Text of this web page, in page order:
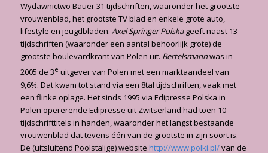
Wydawnictwo Bauer 31 tijd­schriften, waaronder het grootste
vrouwenblad, het grootste TV blad en enkele grote auto,
lifestyle en jeugdbladen. Axel Springer Polskageeft naast 13
tijdschriften (waaronder een aantal behoorlijk grote) de
grootste boulevardkrant van Polen uit. Bertelsmannwas in
2005 de 3e uitgever van Polen met een marktaandeel van
9,6%. Dat kwam tot stand via een 8tal tijdschriften, vaak met
een flinke oplage. Het sinds 1995 via Edipresse Polska in
Polen ope­rerende Edipresse uit Zwitserland had toen 10
tijdschrifttitels in handen, waaronder het langst bestaande
vrouwenblad dat tevens één van de grootste in zijn soort is.
De (uitsluitend Poolstalige) website http://www.polki.pl/van de